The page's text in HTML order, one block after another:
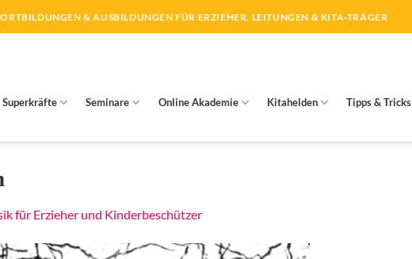
& AUSBILDUNGEN FÜR ERZIEHER, LEITUNGEN & KITA-TRÄGER
Superkräfte Seminare Online Akademie Kitahelden Tipps & Tricks
für Erzieher und Kinderbeschützer